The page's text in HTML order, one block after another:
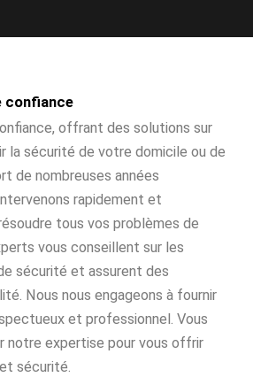
confiance
offrant des solutions sur
la sécurité de votre domicile ou de
de nombreuses années
rapidement et
tous vos problèmes de
vous conseillent sur les
sécurité et assurent des
Nous nous engageons à fournir
et professionnel. Vous
notre expertise pour vous offrir
sécurité.